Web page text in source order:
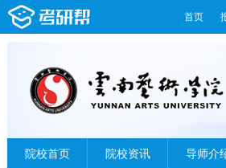
首页
院校首页 院校资讯 导师介